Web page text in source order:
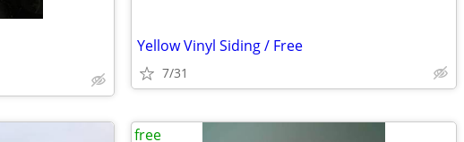
Yellow Vinyl Siding / Free
7/31
free